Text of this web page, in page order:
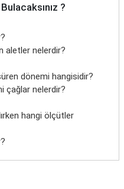
?
aletler nelerdir?
dönemi hangisidir?
çağlar nelerdir?
hangi ölçütler